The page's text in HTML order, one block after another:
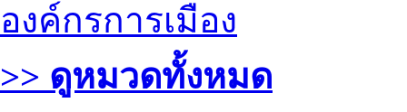
องค์กรการเมือง
>> ดูหมวดทั้งหมด